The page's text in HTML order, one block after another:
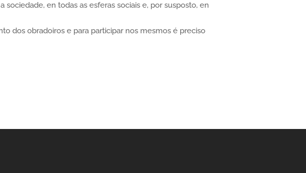
en todas as esferas sociais e, por susposto, en
dos obradoiros e para participar nos mesmos é preciso